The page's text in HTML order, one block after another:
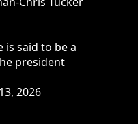
is said to be a
president
2026